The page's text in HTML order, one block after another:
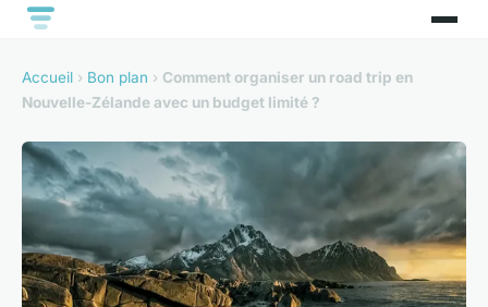
Accueil › Bon plan › Comment organiser un road trip en
Nouvelle-Zélande avec un budget limité ?